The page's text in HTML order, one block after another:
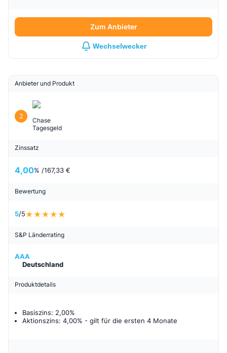
Zum Anbieter
Wechselwecker
Anbieter und Produkt
2
Chase
Tagesgeld
Zinssatz
4,00% /167,33 €
Bewertung
5/5
S&P Länderrating
AAA
Deutschland
Produktdetails
Basiszins: 2,00%
Aktionszins: 4,00% - gilt für die ersten 4 Monate